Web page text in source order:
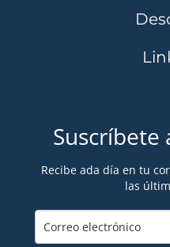
Recibe ada día en tu
las